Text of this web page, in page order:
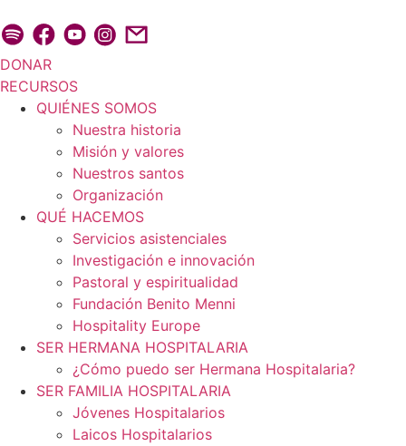
al
DONAR
RECURSOS
QUIÉNES SOMOS
Nuestra historia
Misión y valores
Nuestros santos
Organización
QUÉ HACEMOS
Servicios asistenciales
Investigación e innovación
Pastoral y espiritualidad
Fundación Benito Menni
Hospitality Europe
SER HERMANA HOSPITALARIA
¿Cómo puedo ser Hermana Hospitalaria?
SER FAMILIA HOSPITALARIA
Jóvenes Hospitalarios
Laicos Hospitalarios